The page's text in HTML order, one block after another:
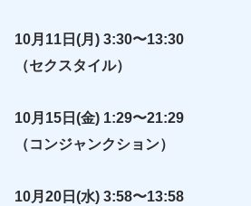
10月11日(月) 3:30〜13:30
（セクスタイル）
10月15日(金) 1:29〜21:29
（コンジャンクション）
10月20日(水) 3:58〜13:58